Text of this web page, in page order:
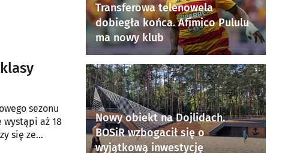
sezonu
wystąpi aż 18
się ze
Transferowa telenowela
dobiegła końca. Afimico Pululu
ma nowy klub
Nowy obiekt na Dojlidach.
BOSiR wzbogacił się o
wyjątkową inwestycję